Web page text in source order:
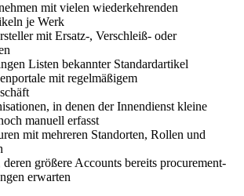
mit vielen wiederkehrenden
je Werk
mit Ersatz-, Verschleiß- oder
Listen bekannter Standardartikel
mit regelmäßigem
in denen der Innendienst kleine
manuell erfasst
mit mehreren Standorten, Rollen und
größere Accounts bereits procurement-
erwarten